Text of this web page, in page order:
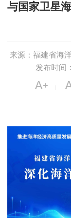
与国家卫星
来源：福建省海
发布时间